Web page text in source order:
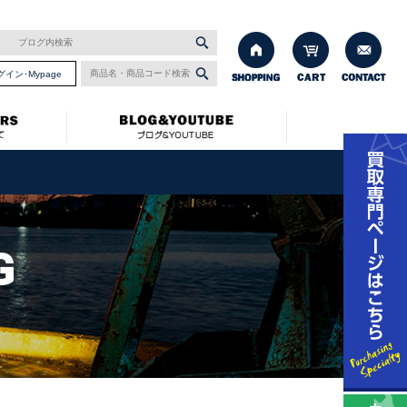
イン･Mypage